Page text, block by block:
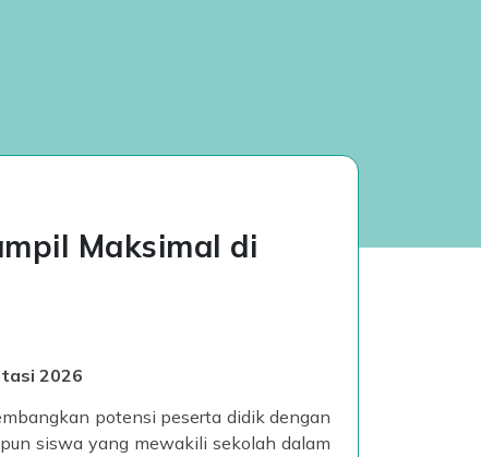
Maksimal di
2026
potensi peserta didik dengan
siswa yang mewakili sekolah dalam